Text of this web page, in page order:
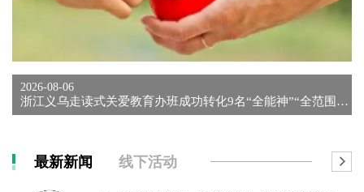
2026-08-06
浙江义乌走读式关爱教育办班成功转化9名“全能神”“全范围教会...
最新新闻 线下活动